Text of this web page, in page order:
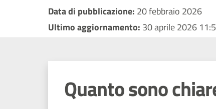
Data di pubblicazione: 20 febbraio 2026
Ultimo aggiornamento: 30 aprile 2026
Quanto sono